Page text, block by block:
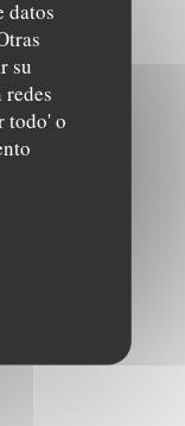
datos
su
todo' o